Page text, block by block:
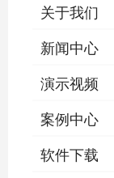
关于我们
新闻中心
演示视频
案例中心
软件下载